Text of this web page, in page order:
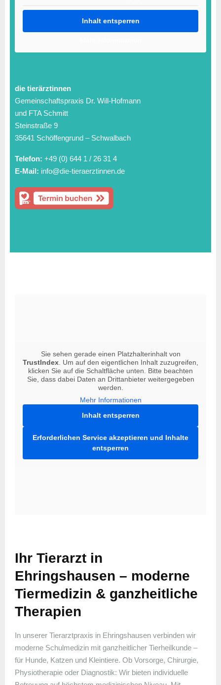
Inhalt entsperren
die tierärztinnen
Gemeinschaftspraxis Dr. Will-Hofmann
und FTA Schmitt
Steinstraße 9
35641 Schöffengrund – Schwalbach
Telefon: +49 (0) 644 1 / 26 31 4
E-Mail: info@die-tieraerztinnen.de
Sie sehen gerade einen Platzhalterinhalt von
TrustIndex . Um auf den eigentlichen Inhalt zuzugreifen,
klicken Sie auf die Schaltfläche unten. Bitte beachten
Sie, dass dabei Daten an Drittanbieter weitergegeben
werden.
Mehr Informationen
Inhalt entsperren
Erforderlichen Service akzeptieren und Inhalte
entsperren
Ihr Tierarzt in
Ehringshausen – moderne
Tiermedizin & ganzheitliche
Therapien
In unserer Tierarztpraxis in Ehringshausen verbinden wir
moderne Schulmedizin mit ganzheitlicher Tierheilkunde –
für Hunde, Katzen und Kleintiere. Ob Vorsorge, Chirurgie,
Physiotherapie oder Diagnostik: Wir bieten individuelle